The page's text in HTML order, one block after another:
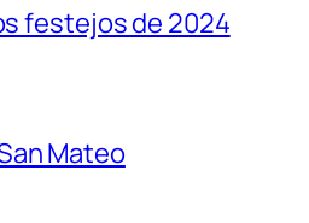
festejos de 2024
Mateo